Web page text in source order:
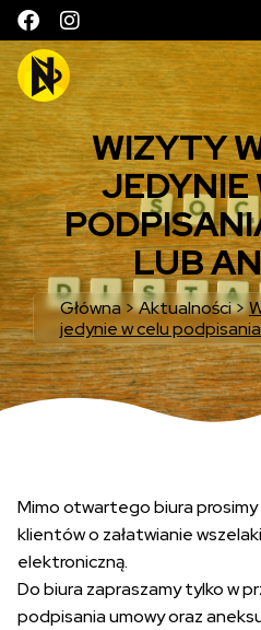
WIZYTY
JEDYNIE
LUB
Główna>Aktualności>
jedynie w celu
Mimo otwartego biura
klientów o załatwianie
elektroniczną.
Do biura zapraszamy tylko w
podpisania umowy oraz